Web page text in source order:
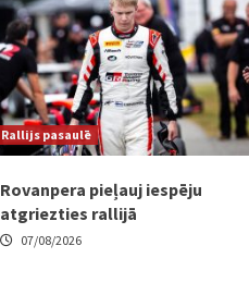
Rallijs pasaulē
Rovanpera pieļauj iespēju
atgriezties rallijā
07/08/2026